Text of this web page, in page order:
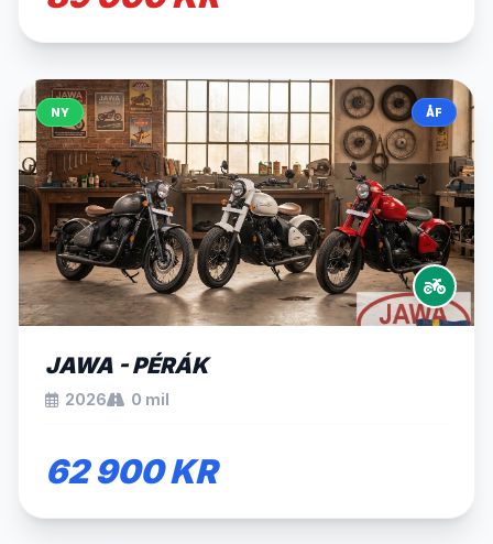
NY ÅF
JAWA - PÉRÁK
2026 0 mil
62 900 KR